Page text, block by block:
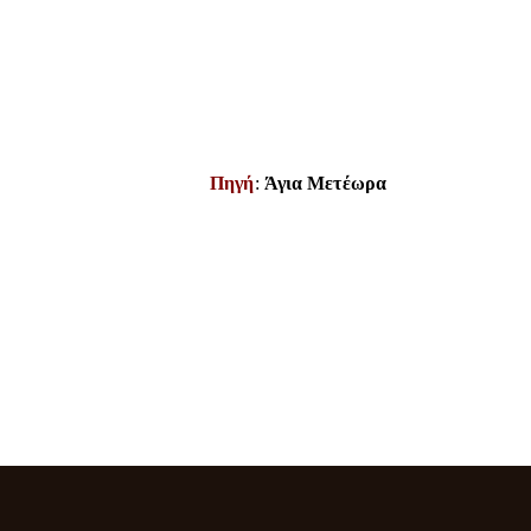
Πηγή: Άγια Μετέωρα